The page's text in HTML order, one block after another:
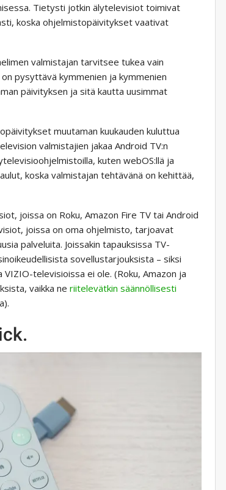
Tietysti jotkin älytelevisiot toimivat
koska ohjelmistopäivitykset vaativat
valmistajan tarvitsee tukea vain
pysyttävä kymmenien ja kymmenien
päivityksen ja sitä kautta uusimmat
muutaman kuukauden kuluttua
valmistajien jakaa Android TV:n
kuten webOS:llä ja
koska valmistajan tehtävänä on kehittää,
joissa on Roku, Amazon Fire TV tai Android
joissa on oma ohjelmisto, tarjoavat
palveluita. Joissakin tapauksissa TV-
sovellustarjouksista – siksi
televisioissa ei ole. (Roku, Amazon ja
vaikka ne riitelevätkin säännöllisesti